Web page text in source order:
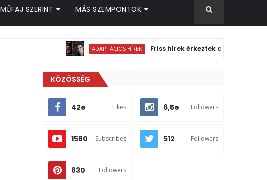
MŰFAJ SZERINT MÁS SZEMPONTOK
ADAPTÁCIÓS HÍREK Friss hírek érkeztek a Netflix-féle
KÖZÖSSÉG
42e Likes 6,5e Followers
1580 Subscribes 512 Followers
830 Followers